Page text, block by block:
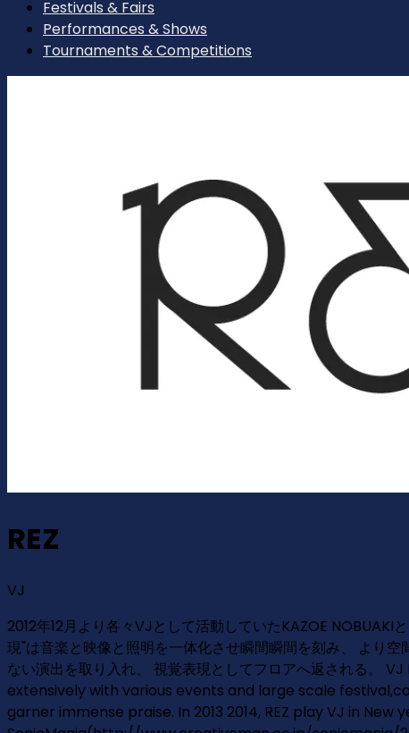
Festivals & Fairs
Performances & Shows
Tournaments & Competitions
REZ
VJ
2012年12月より各々VJとして活動していたKAZOE
現"は音楽と映像と照明を一体化させ瞬間瞬間を刻み、 より
ない演出を取り入れ、 視覚表現としてフロアへ返される
extensively with various events and large scale
garner immense praise. In 2013 2014, REZ play VJ in